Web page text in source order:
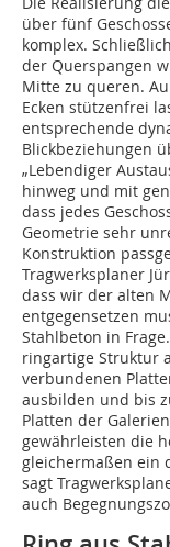
über fünf
komplex.
der Querspangen
Mitte zu queren.
Ecken stützenfrei
entsprechende
Blickbeziehungen
„Lebendiger
hinweg und mit
dass jedes
Geometrie sehr
Konstruktion
Tragwerksplaner
dass wir der alten
entgegensetzen
Stahlbeton in
ringartige Struktur
verbundenen
ausbilden und bis
Platten der
gewährleisten die
gleichermaßen ein
sagt
auch